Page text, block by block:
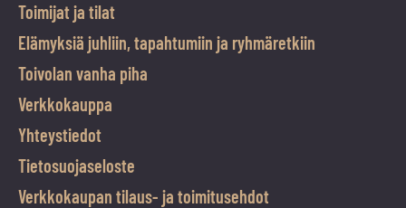
Toimijat ja tilat
Elämyksiä juhliin, tapahtumiin ja ryhmäretkiin
Toivolan vanha piha
Verkkokauppa
Yhteystiedot
Tietosuojaseloste
Verkkokaupan tilaus- ja toimitusehdot